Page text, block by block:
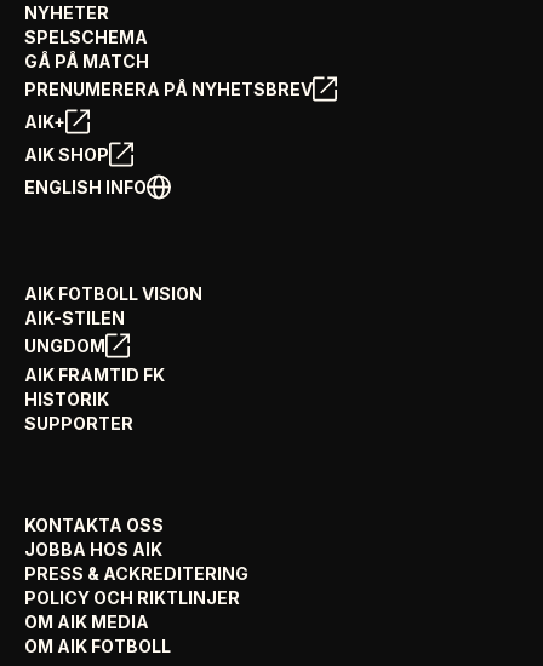
NYHETER
SPELSCHEMA
GÅ PÅ MATCH
PRENUMERERA PÅ NYHETSBREV
AIK+
AIK SHOP
ENGLISH INFO
AIK FOTBOLL VISION
AIK-STILEN
UNGDOM
AIK FRAMTID FK
HISTORIK
SUPPORTER
KONTAKTA OSS
JOBBA HOS AIK
PRESS & ACKREDITERING
POLICY OCH RIKTLINJER
OM AIK MEDIA
OM AIK FOTBOLL